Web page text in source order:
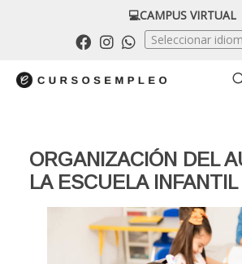
💻CAMPUS VIRTUAL
Seleccionar
ORGANIZACIÓN DEL
LA ESCUELA INFANTIL